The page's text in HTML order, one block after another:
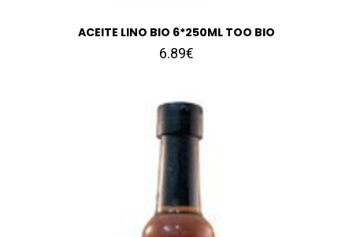
ACEITE LINO BIO 6*250ML TOO BIO
6.89€